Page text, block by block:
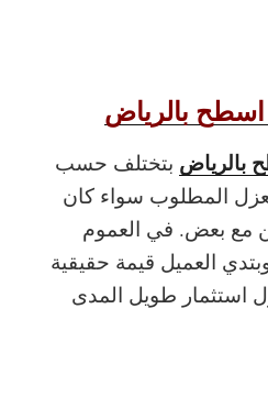
بالرياض
بالرياض بتختلف حسب
المطلوب سواء كان
مع بعض. في العموم
العميل قيمة حقيقية
استثمار طويل المدى